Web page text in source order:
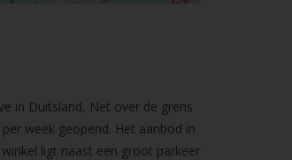
in Duitsland, Net over de grens
week geopend. Het aanbod in
ligt naast een groot parkeer